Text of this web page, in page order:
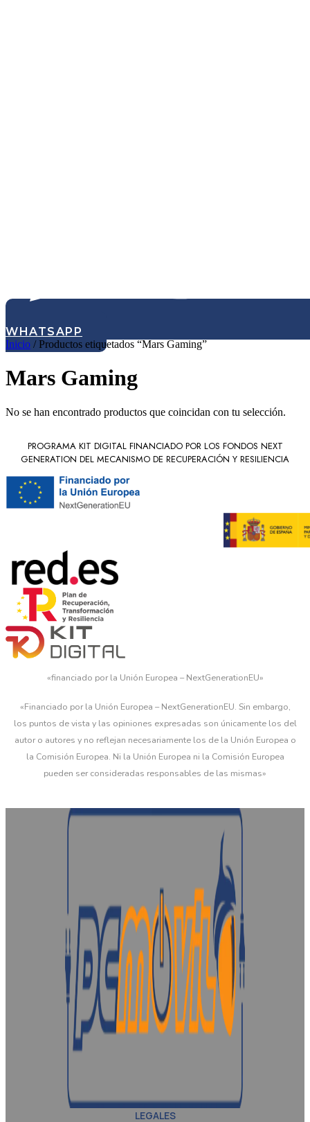
WHATSAPP
Inicio / Productos etiquetados “Mars Gaming”
Mars Gaming
No se han encontrado productos que coincidan con tu selección.
PROGRAMA KIT DIGITAL FINANCIADO POR LOS FONDOS NEXT
GENERATION DEL MECANISMO DE RECUPERACIÓN Y RESILIENCIA
«financiado por la Unión Europea – NextGenerationEU»
«Financiado por la Unión Europea – NextGenerationEU. Sin embargo,
los puntos de vista y las opiniones expresadas son únicamente los del
autor o autores y no reflejan necesariamente los de la Unión Europea o
la Comisión Europea. Ni la Unión Europea ni la Comisión Europea
pueden ser consideradas responsables de las mismas»
LEGALES